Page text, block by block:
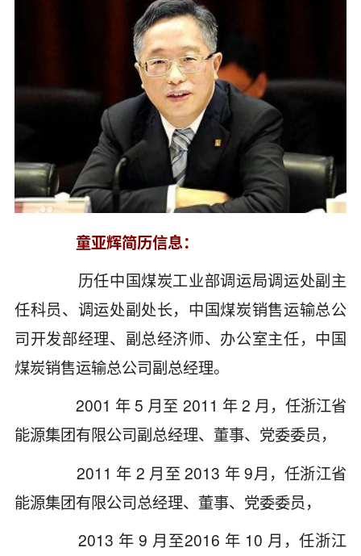
童亚辉简历信息：
历任中国煤炭工业部调运局调运处副主
任科员、调运处副处长，中国煤炭销售运输总公
司开发部经理、副总经济师、办公室主任，中国
煤炭销售运输总公司副总经理。
2001 年 5 月至 2011 年 2 月，任浙江省
能源集团有限公司副总经理、董事、党委委员，
2011 年 2 月至 2013 年 9月，任浙江省
能源集团有限公司总经理、董事、党委委员，
2013 年 9 月至2016 年 10 月，任浙江